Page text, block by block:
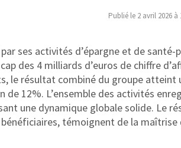
Publié le 2 avril 2026 à
ses activités d’épargne et de santé-
des 4 milliards d’euros de chiffre
le résultat combiné du groupe atteint
de 12%. L’ensemble des activités
une dynamique globale solide. Le
témoignent de la maîtrise